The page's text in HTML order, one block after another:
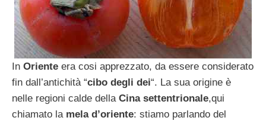
In Oriente era cosi apprezzato, da essere considerato
fin dall’antichità “cibo degli dei“. La sua origine è
nelle regioni calde della Cina settentrionale,qui
chiamato la mela d’oriente: stiamo parlando del